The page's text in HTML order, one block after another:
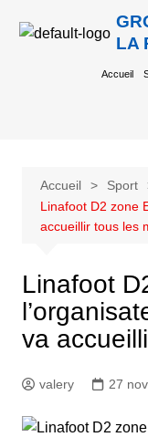
LA
Accueil
Accueil
Sport
Linafoot D2 zone
accueillir tous les
Linafoot
va
valery 27